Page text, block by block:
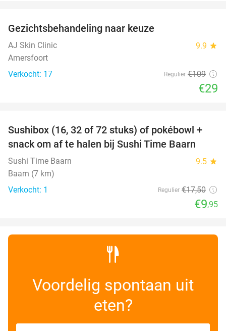
Gezichtsbehandeling naar keuze
AJ Skin Clinic 9.9 star
Amersfoort
Verkocht: 17
Regulier €109
€29
43%
TODAY
Sushibox (16, 32 of 72 stuks) of pokébowl +
snack om af te halen bij Sushi Time Baarn
Sushi Time Baarn 9.5 star
Baarn (7 km)
Verkocht: 1
Regulier €17,50
€9,95
Voordelig spontaan uit
eten?